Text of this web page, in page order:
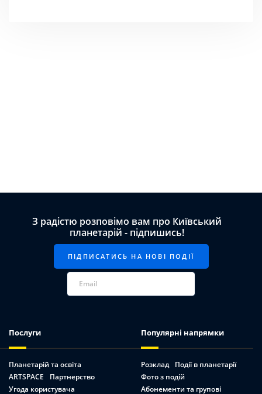
З радістю розповімо вам про Київський
планетарій - підпишись!
Послуги
Планетарій та освіта
ARTSPACE
Партнерство
Угода користувача
Популярні напрямки
Розклад
Події в планетарії
Фото з подій
Абонементи та групові